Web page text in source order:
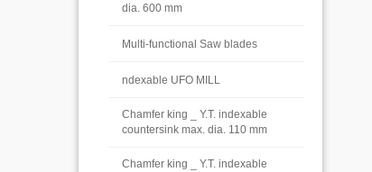
dia. 600 mm
Multi-functional Saw blades
ndexable UFO MILL
Chamfer king _ Y.T. indexable
countersink max. dia. 110 mm
Chamfer king _ Y.T. indexable